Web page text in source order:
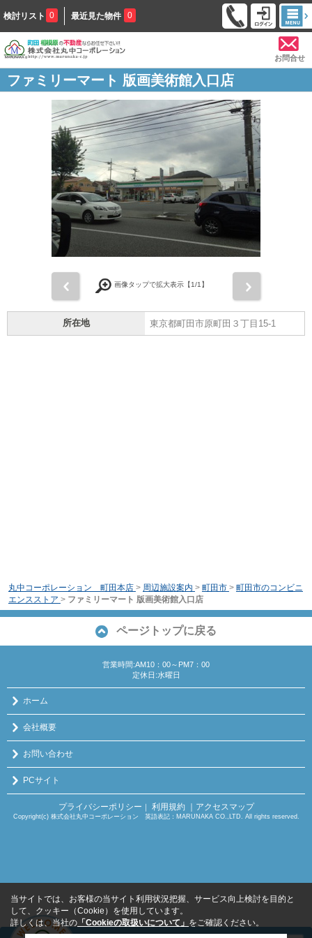
検討リスト 0 最近見た物件 0
お問合せ
ファミリーマート 版画美術館入口店
画像タップで拡大表示【1/1】
所在地 東京都町田市原町田３丁目15-1
丸中コーポレーション 町田本店 > 周辺施設案内 > 町田市 > 町田市のコンビニ
エンスストア > ファミリーマート 版画美術館入口店
ページトップに戻る
営業時間:AM10：00～PM7：00
定休日:水曜日
ホーム
会社概要
お問い合わせ
PCサイト
プライバシーポリシー ｜ 利用規約 ｜アクセスマップ
Copyright(c) 株式会社丸中コーポレーション 英語表記：MARUNAKA CO.,LTD. All rights reserved.
当サイトでは、お客様の当サイト利用状況把握、サービス向上検討を目的と
して、クッキー（Cookie）を使用しています。
詳しくは、当社の 「Cookieの取扱いについて」 をご確認ください。